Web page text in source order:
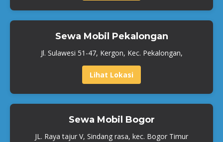
Sewa Mobil Pekalongan
Jl. Sulawesi 51-47, Kergon, Kec. Pekalongan,
Lihat Lokasi
Sewa Mobil Bogor
JL. Raya tajur V, Sindang rasa, kec. Bogor Timur